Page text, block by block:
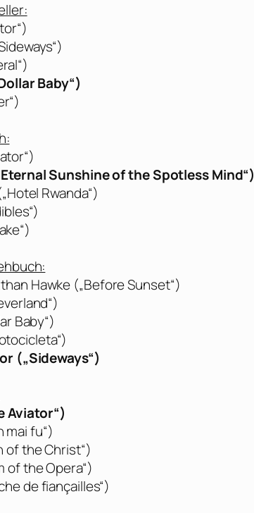
Baby“)
Sunshine of the Spotless Mind“)
Rwanda“)
Hawke („Before Sunset“)
Baby“)
(„Sideways“)
Aviator“)
mai fu“)
of the Christ“)
of the Opera“)
de fiançailles“)